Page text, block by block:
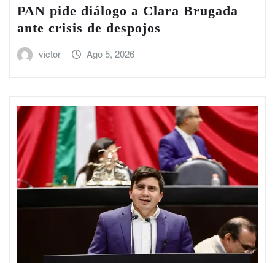
PAN pide diálogo a Clara Brugada
ante crisis de despojos
victor Ago 5, 2026